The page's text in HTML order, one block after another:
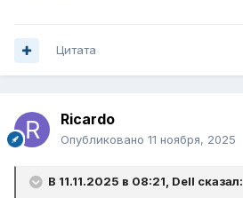
Цитата
Ricardo
Опубликовано 11 ноября, 2025
В 11.11.2025 в 08:21, Dell сказал: